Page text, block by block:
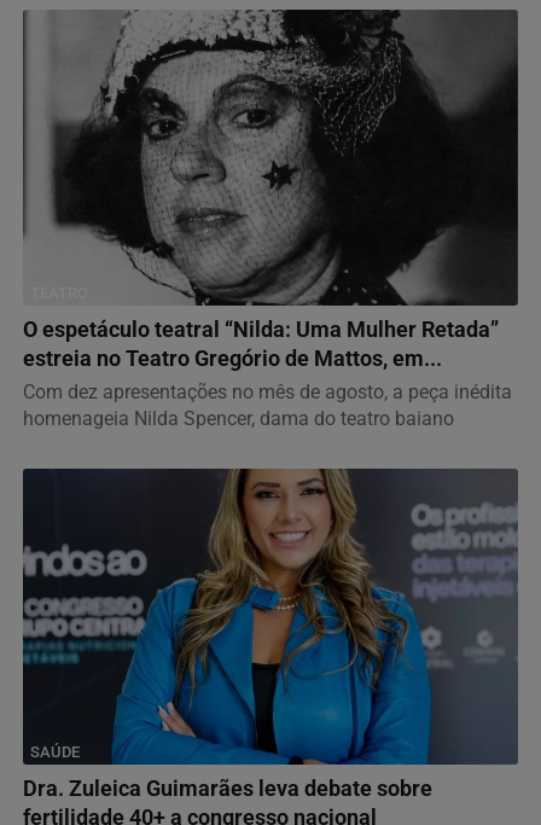
O espetáculo teatral “Nilda: Uma Mulher Retada”
estreia no Teatro Gregório de Mattos, em...
Com dez apresentações no mês de agosto, a peça inédita
homenageia Nilda Spencer, dama do teatro baiano
SAÚDE
Dra. Zuleica Guimarães leva debate sobre
fertilidade 40+ a congresso nacional